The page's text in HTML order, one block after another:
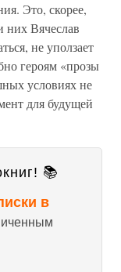
Это, скорее,
них Вячеслав
не уползает
героям «прозы
условиях не
для будущей
📚
в